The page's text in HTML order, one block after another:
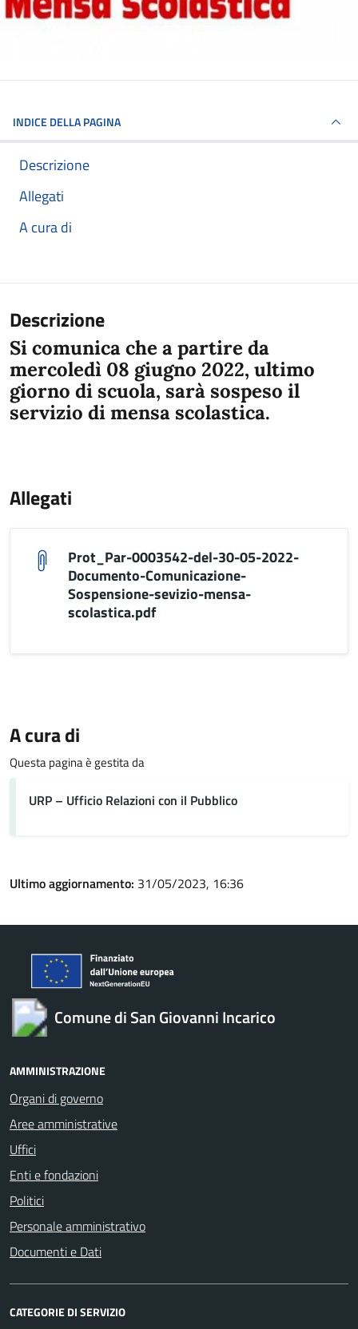
INDICE DELLA PAGINA
Descrizione
Allegati
A cura di
Descrizione
Si comunica che a partire da
mercoledì 08 giugno 2022, ultimo
giorno di scuola, sarà sospeso il
servizio di mensa scolastica.
Allegati
Prot_Par-0003542-del-30-05-2022-
Documento-Comunicazione-
Sospensione-sevizio-mensa-
scolastica.pdf
A cura di
Questa pagina è gestita da
URP – Ufficio Relazioni con il Pubblico
Ultimo aggiornamento: 31/05/2023, 16:36
Comune di San Giovanni Incarico
AMMINISTRAZIONE
Organi di governo
Aree amministrative
Uffici
Enti e fondazioni
Politici
Personale amministrativo
Documenti e Dati
CATEGORIE DI SERVIZIO